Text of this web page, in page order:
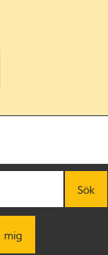
Sök
mig